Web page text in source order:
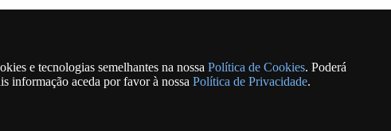
e tecnologias semelhantes na nossa Política de Cookies. Poderá
informação aceda por favor à nossa Política de Privacidade.